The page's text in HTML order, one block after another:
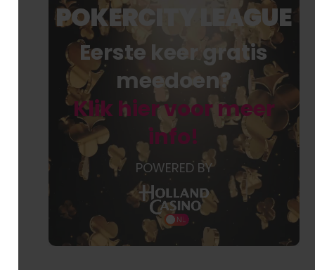
POKERCITY LEAGUE
Eerste keer gratis
meedoen?
Klik hier voor meer
info!
POWERED BY